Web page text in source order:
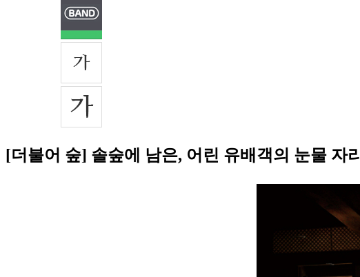
[더불어 숲] 솔숲에 남은, 어린 유배객의 눈물 자리